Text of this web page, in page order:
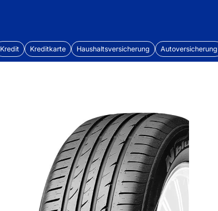
Kredit Kreditkarte Haushaltsversicherung Autoversicherung